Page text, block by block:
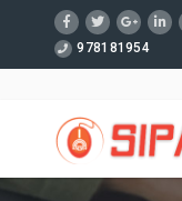
978181954